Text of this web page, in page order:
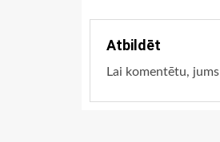
Atbildēt
Lai komentētu, jums